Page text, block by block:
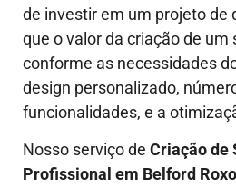
de investir em um projeto de
que o valor da criação de um
conforme as necessidades
design personalizado,
funcionalidades, e a
Nosso serviço de Criação de
Profissional em Belford Roxo